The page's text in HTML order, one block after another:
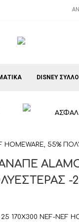
DISNEY
HOMEWARE, 55%
-
170X300 NEF-NEF